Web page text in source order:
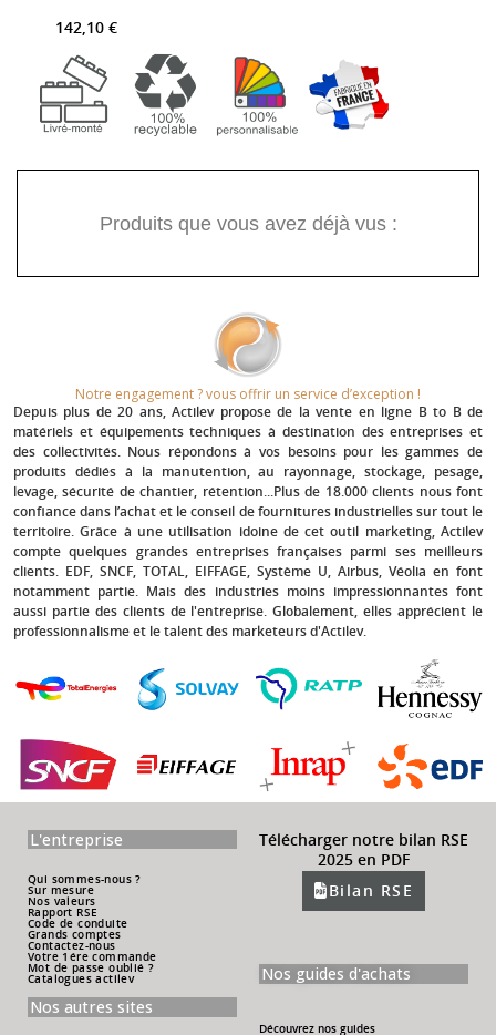
142,10 €
Produits que vous avez déjà vus :
Notre engagement ? vous offrir un service d’exception !​
Depuis plus de 20 ans, Actilev propose de la vente en ligne B to B de
matériels et équipements techniques à destination des entreprises et
des collectivités. Nous répondons à vos besoins pour les gammes de
produits dédiés à la manutention, au rayonnage, stockage, pesage,
levage, sécurité de chantier, rétention...Plus de 18.000 clients nous font
confiance dans l’achat et le conseil de fournitures industrielles sur tout le
territoire. Grâce à une utilisation idoine de cet outil marketing, Actilev
compte quelques grandes entreprises françaises parmi ses meilleurs
clients. EDF, SNCF, TOTAL, EIFFAGE, Système U, Airbus, Véolia en font
notamment partie. Mais des industries moins impressionnantes font
aussi partie des clients de l'entreprise. Globalement, elles apprécient le
professionnalisme et le talent des marketeurs d'Actilev.
L'entreprise
Qui sommes-nous ?
Sur mesure
Nos valeurs
Rapport RSE
Code de conduite
Grands comptes
Contactez-nous
Votre 1ére commande
Mot de passe oublié ?
Catalogues actilev
Télécharger notre bilan RSE
2025 en PDF
Bilan RSE
Nos autres sites
Nos guides d'achats
Découvrez nos guides